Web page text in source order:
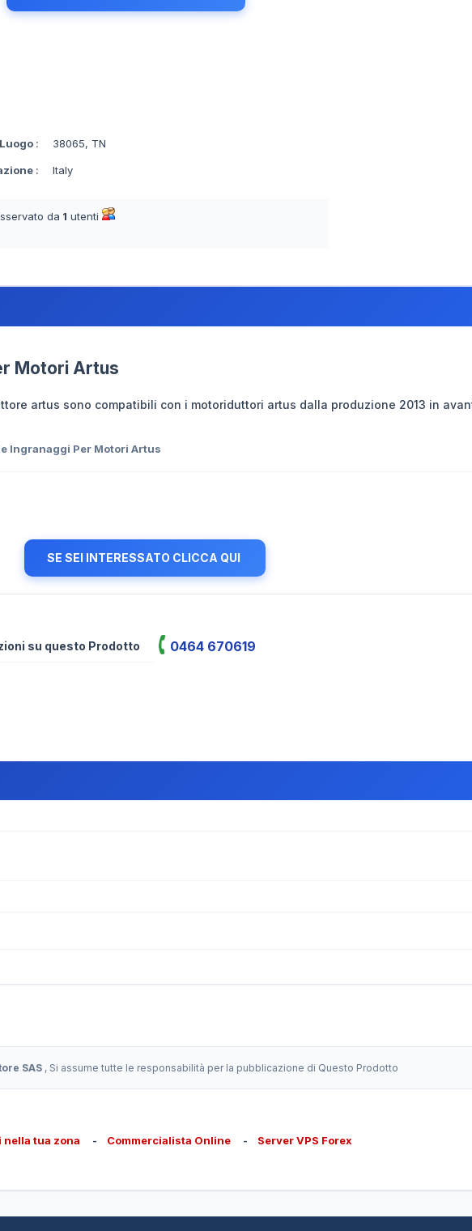
Luogo : 38065, TN
: Italy
da 1 utenti
Motori Artus
artus sono compatibili con i motoriduttori artus dalla produzione 2013 in
Ingranaggi Per Motori Artus
SE SEI INTERESSATO CLICCA QUI
su questo Prodotto 0464 670619
SAS , Si assume tutte le responsabilità per la pubblicazione di Questo Prodotto
tua zona - Commercialista Online - Server VPS Forex